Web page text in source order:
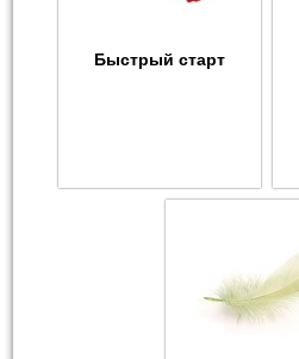
Быстрый старт